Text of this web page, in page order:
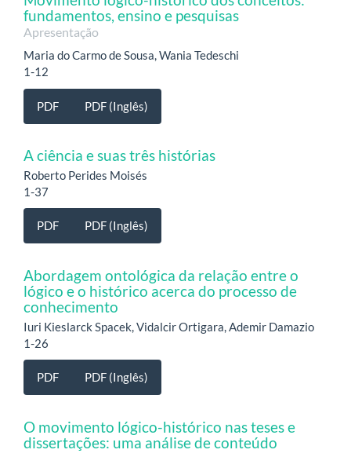
fundamentos, ensino e pesquisas
Apresentação
Maria do Carmo de Sousa, Wania Tedeschi
1-12
PDF PDF (Inglês)
A ciência e suas três histórias
Roberto Perides Moisés
1-37
PDF PDF (Inglês)
Abordagem ontológica da relação entre o
lógico e o histórico acerca do processo de
conhecimento
Iuri Kieslarck Spacek, Vidalcir Ortigara, Ademir Damazio
1-26
PDF PDF (Inglês)
O movimento lógico-histórico nas teses e
dissertações: uma análise de conteúdo